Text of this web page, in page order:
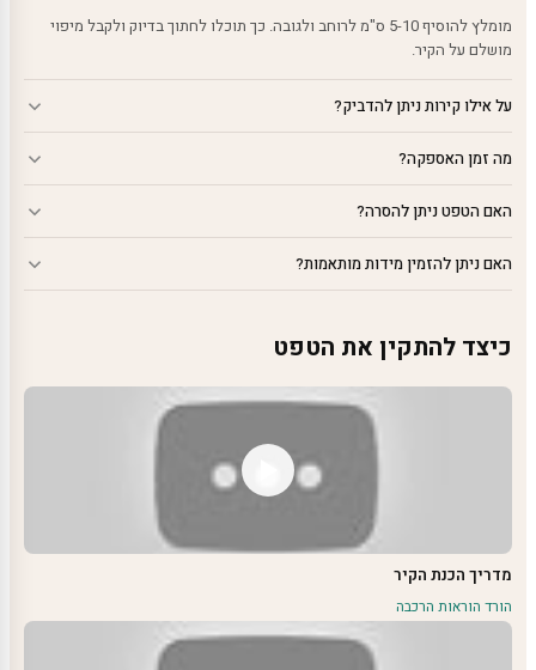
מומלץ להוסיף 5-10 ס"מ לרוחב ולגובה. כך תוכלו לחתוך בדיוק ולקבל מיפוי
מושלם על הקיר.
על אילו קירות ניתן להדביק?
מה זמן האספקה?
האם הטפט ניתן להסרה?
האם ניתן להזמין מידות מותאמות?
כיצד להתקין את הטפט
מדריך הכנת הקיר
הורד הוראות הרכבה